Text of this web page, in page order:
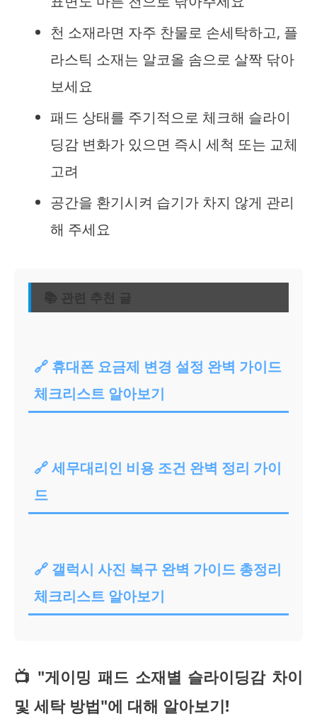
천 소재라면 자주 찬물로 손세탁하고, 플
라스틱 소재는 알코올 솜으로 살짝 닦아
보세요
패드 상태를 주기적으로 체크해 슬라이
딩감 변화가 있으면 즉시 세척 또는 교체
고려
공간을 환기시켜 습기가 차지 않게 관리
해 주세요
📚 관련 추천 글
🔗 휴대폰 요금제 변경 설정 완벽 가이드
체크리스트 알아보기
🔗 세무대리인 비용 조건 완벽 정리 가이
드
🔗 갤럭시 사진 복구 완벽 가이드 총정리
체크리스트 알아보기
📺 "게이밍 패드 소재별 슬라이딩감 차이
및 세탁 방법"에 대해 알아보기!